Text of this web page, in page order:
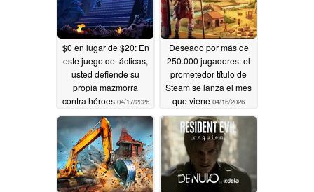
$0 en lugar de $20: En
este juego de tácticas,
usted defiende su
propia mazmorra
contra héroes 04/17/2026
Deseado por más de
250.000 jugadores: el
prometedor título de
Steam se lanza el mes
que viene 04/16/2026